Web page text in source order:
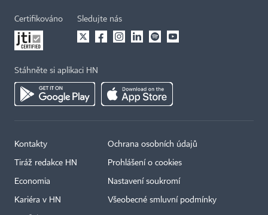
Certifikováno Sledujte nás
Stáhněte si aplikaci HN
Kontakty
Tiráž redakce HN
Economia
Kariéra v HN
Ochrana osobních údajů
Prohlášení o cookies
Nastavení soukromí
Všeobecné smluvní podmínky